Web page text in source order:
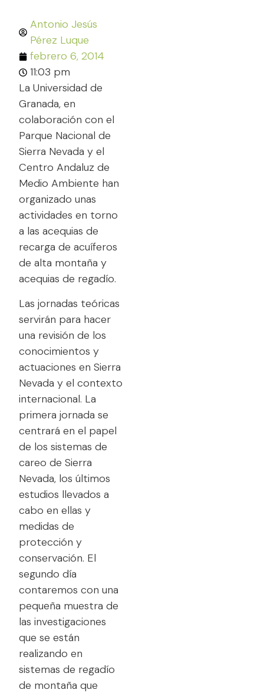
Antonio Jesús
Pérez Luque
febrero 6, 2014
11:03 pm
La Universidad de
Granada, en
colaboración con el
Parque Nacional de
Sierra Nevada y el
Centro Andaluz de
Medio Ambiente han
organizado unas
actividades en torno
a las acequias de
recarga de acuíferos
de alta montaña y
acequias de regadío.
Las jornadas teóricas
servirán para hacer
una revisión de los
conocimientos y
actuaciones en Sierra
Nevada y el contexto
internacional. La
primera jornada se
centrará en el papel
de los sistemas de
careo de Sierra
Nevada, los últimos
estudios llevados a
cabo en ellas y
medidas de
protección y
conservación. El
segundo día
contaremos con una
pequeña muestra de
las investigaciones
que se están
realizando en
sistemas de regadío
de montaña que